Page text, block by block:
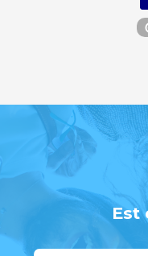
Est